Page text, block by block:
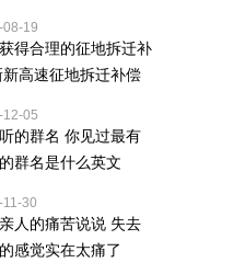
19
得合理的征地拆迁补
高速征地拆迁补偿
05
的群名 你见过最有
群名是什么英文
30
人的痛苦说说 失去
感觉实在太痛了